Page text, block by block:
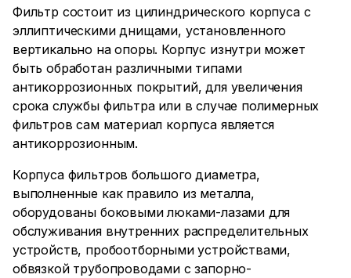
Фильтр состоит из цилиндрического корпуса с
эллиптическими днищами, установленного
вертикально на опоры. Корпус изнутри может
быть обработан различными типами
антикоррозионных покрытий, для увеличения
срока службы фильтра или в случае полимерных
фильтров сам материал корпуса является
антикоррозионным.
Корпуса фильтров большого диаметра,
выполненные как правило из металла,
оборудованы боковыми люками-лазами для
обслуживания внутренних распределительных
устройств, пробоотборными устройствами,
обвязкой трубопроводами с запорно-